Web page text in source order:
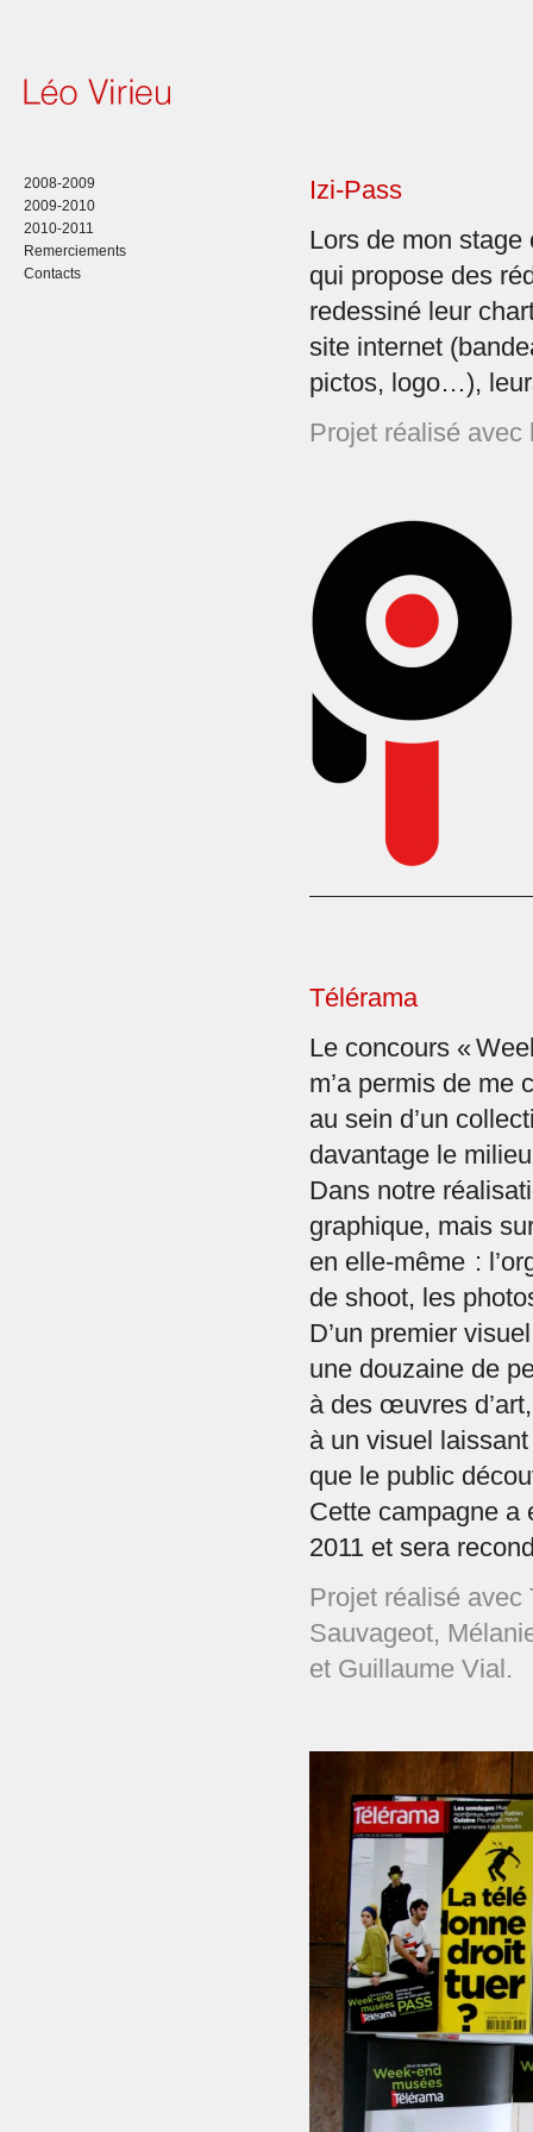
2008-2009
2009-2010
2010-2011
Remerciements
Contacts
Izi-Pass
Lors de mon
qui propose des
redessiné leur
site internet
pictos, logo…),
Projet réalisé avec
Télérama
Le concours «
m’a permis de me
au sein d’un
davantage le
Dans notre
graphique, mais
en elle-même :
de shoot, les
D’un premier
une douzaine de
à des œuvres
à un visuel
que le public
Cette campagne a
2011 et sera
Projet réalisé avec
Sauvageot,
et Guillaume Vial.